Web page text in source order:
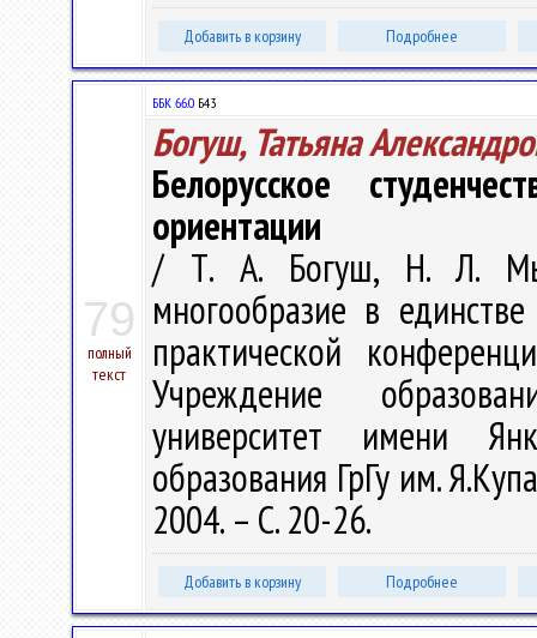
Добавить в корзину Подробнее
79
полный
текст
ББК 66.0 Б43
Богуш, Татьяна
Белорусское
ориентации
/ Т. А. Богуш, Н. Л.
многообразие в
практической
Учреждение
университет имени
образования ГрГу им.
2004. – С. 20-26.
Добавить в корзину Подробнее